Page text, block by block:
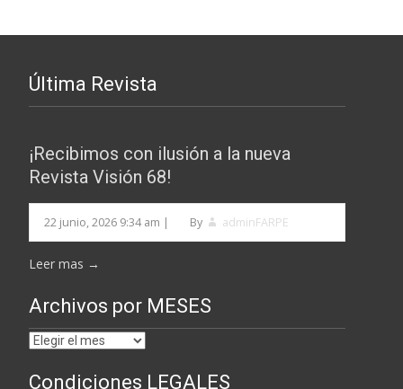
Última Revista
¡Recibimos con ilusión a la nueva
Revista Visión 68!
22 junio, 2026 9:34 am | By adminFARPE
Leer mas →
Archivos por MESES
Archivos
MESES
Condiciones LEGALES